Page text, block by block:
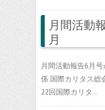
月間活動
月
月間活動報告6月
係 国際カリタス総
22回国際カリタ…